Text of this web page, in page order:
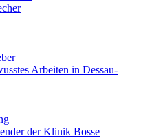
Arbeiten in Dessau-
der Klinik Bosse